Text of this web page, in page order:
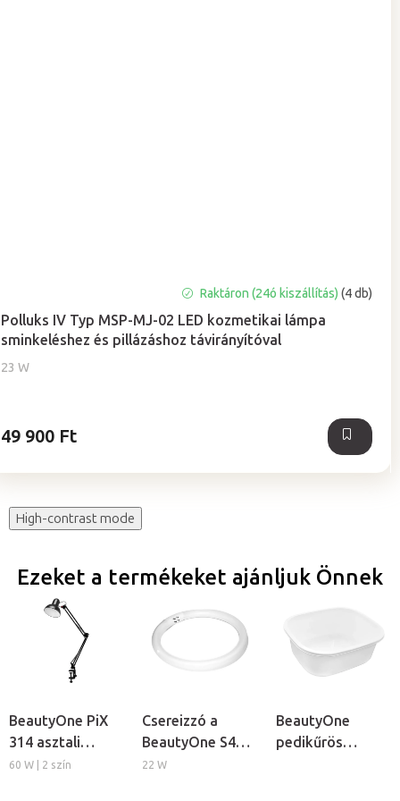
Polluks IV Typ MSP-MJ-02 LED kozmetikai lámpa
sminkeléshez és pillázáshoz távirányítóval
23 W
Raktáron (24ó kiszállítás) (4 db)
49 900 Ft
High-contrast mode
Ezeket a termékeket ajánljuk Önnek
BeautyOne PiX
314 asztali
lámpa
60 W | 2 szín
Csereizzó a
BeautyOne S4
kozmetikai
22 W
BeautyOne
pedikűrös